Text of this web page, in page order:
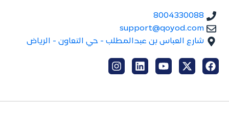
8004330088
support@qoyod.com
شارع العباس بن عبدالمطلب - حي التعاون - الرياض